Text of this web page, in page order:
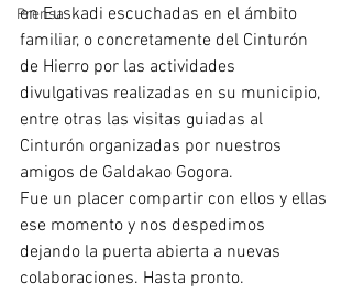
Prensa
en Euskadi escuchadas en el ámbito
familiar, o concretamente del Cinturón
de Hierro por las actividades
divulgativas realizadas en su municipio,
entre otras las visitas guiadas al
Cinturón organizadas por nuestros
amigos de Galdakao Gogora.
Fue un placer compartir con ellos y ellas
ese momento y nos despedimos
dejando la puerta abierta a nuevas
colaboraciones. Hasta pronto.